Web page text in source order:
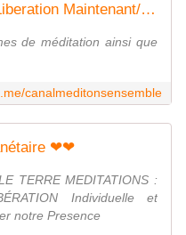
Canal Méditons Ensemble/Liberation Maintenant/Guérison Planétaire
de méditation ainsi que
canalmeditonsensemble
❤❤
TERRE MEDITATIONS :
Individuelle et
notre Presence